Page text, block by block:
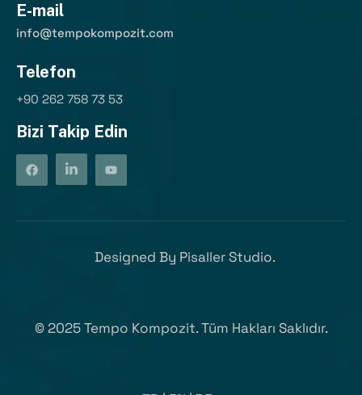
E-mail
info@tempokompozit.com
Telefon
+90 262 758 73 53
Bizi Takip Edin
Designed By Pisaller Studio.
© 2025Tempo Kompozit. Tüm Hakları Saklıdır.